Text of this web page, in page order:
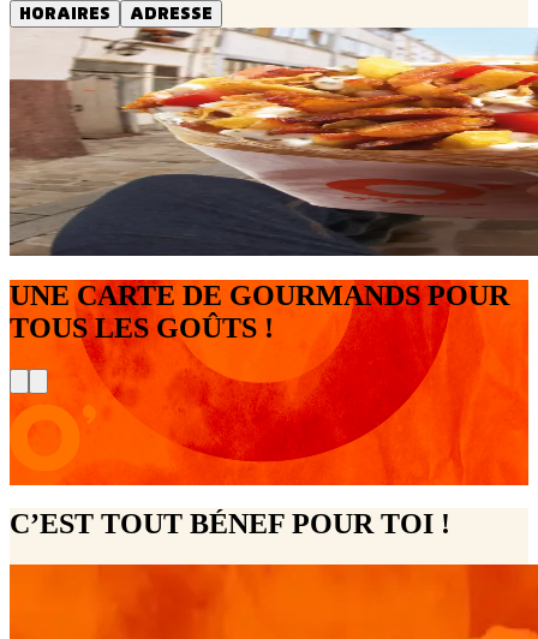
HORAIRES
ADRESSE
UNE CARTE DE GOURMANDS POUR
TOUS LES GOÛTS !
C’EST TOUT BÉNEF POUR TOI !